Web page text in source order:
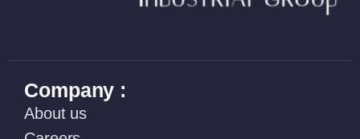
Company :
About us